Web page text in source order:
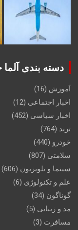
دسته بندی آلما
آموزش (16)
اخبار اجتماعی (12)
اخبار سیاسی (452)
ترند (764)
خودرو (440)
سلامتی (807)
سینما و تلویزیون (606)
علم و تکنولوژی (6)
گوناگون (34)
مد و زیبایی (5)
مسافرت (3)